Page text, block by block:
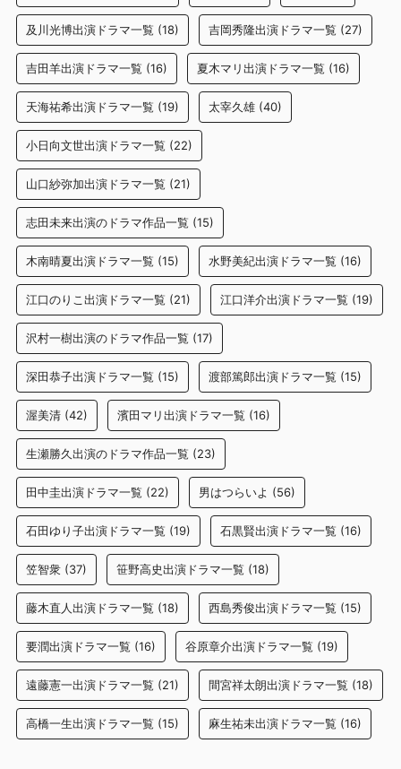
及川光博出演ドラマ一覧 (18) 吉岡秀隆出演ドラマ一覧 (27)
吉田羊出演ドラマ一覧 (16) 夏木マリ出演ドラマ一覧 (16)
天海祐希出演ドラマ一覧 (19) 太宰久雄 (40)
小日向文世出演ドラマ一覧 (22)
山口紗弥加出演ドラマ一覧 (21)
志田未来出演のドラマ作品一覧 (15)
木南晴夏出演ドラマ一覧 (15) 水野美紀出演ドラマ一覧 (16)
江口のりこ出演ドラマ一覧 (21) 江口洋介出演ドラマ一覧 (19)
沢村一樹出演のドラマ作品一覧 (17)
深田恭子出演ドラマ一覧 (15) 渡部篤郎出演ドラマ一覧 (15)
渥美清 (42) 濱田マリ出演ドラマ一覧 (16)
生瀬勝久出演のドラマ作品一覧 (23)
田中圭出演ドラマ一覧 (22) 男はつらいよ (56)
石田ゆり子出演ドラマ一覧 (19) 石黒賢出演ドラマ一覧 (16)
笠智衆 (37) 笹野高史出演ドラマ一覧 (18)
藤木直人出演ドラマ一覧 (18) 西島秀俊出演ドラマ一覧 (15)
要潤出演ドラマ一覧 (16) 谷原章介出演ドラマ一覧 (19)
遠藤憲一出演ドラマ一覧 (21) 間宮祥太朗出演ドラマ一覧 (18)
高橋一生出演ドラマ一覧 (15) 麻生祐未出演ドラマ一覧 (16)